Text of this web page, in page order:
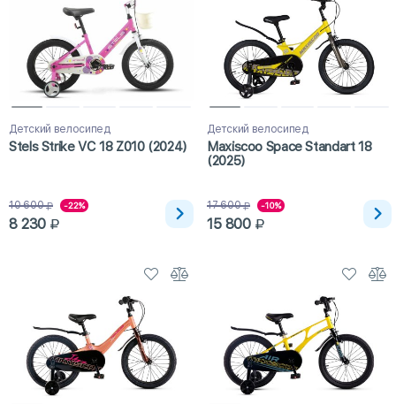
Детский велосипед
Stels Strike VC 18 Z010 (2024)
10 600 -22%
8 230
Детский велосипед
Maxiscoo Space Standart 18
(2025)
17 600 -10%
15 800